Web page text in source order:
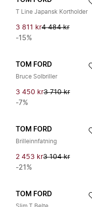
T Line Japansk Kortholder
3 811 kr4 484 kr
-15%
TOM FORD
Bruce Solbriller
3 450 kr3 710 kr
-7%
TOM FORD
Brilleinnfatning
2 453 kr3 104 kr
-21%
TOM FORD